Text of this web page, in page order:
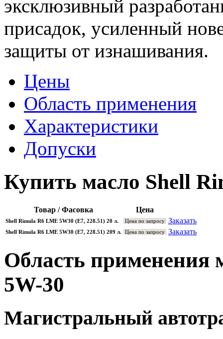
эксклюзивный
присадок, усиленный
защиты от изнашивания.
Цены
Область применения
Характеристики
Допуски
Купить масло Shell
Товар / Фасовка Цена
Shell Rimula R6 LME 5W30 (E7, 228.51) 20 л. Цена по запросу Заказать
Shell Rimula R6 LME 5W30 (E7, 228.51) 209 л. Цена по запросу Заказать
Область применения
5W-30
Магистральный